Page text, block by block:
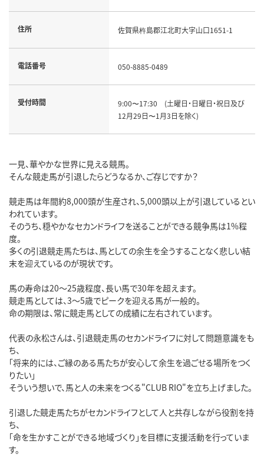
住所 佐賀県杵島郡江北町大字山口1651-1
電話番号 050-8885-0489
受付時間
9:00〜17:30 (土曜日・日曜日・祝日及び
12月29日〜1月3日を除く)
一見、華やかな世界に見える競馬。
そんな競走馬が引退したらどうなるか、ご存じですか？
競走馬は年間約8,000頭が生産され、5,000頭以上が引退しているとい
われています。
そのうち、穏やかなセカンドライフを送ることができる競争馬は1%程
度。
多くの引退競走馬たちは、馬としての余生を全うすることなく悲しい結
末を迎えているのが現状です。
馬の寿命は20～25歳程度、長い馬で30年を超えます。
競走馬としては、3～5歳でピークを迎える馬が一般的。
命の期限は、常に競走馬としての成績に左右されています。
代表の永松さんは、引退競走馬のセカンドライフに対して問題意識をも
ち、
「将来的には、ご縁のある馬たちが安心して余生を過ごせる場所をつく
りたい」
そういう想いで、馬と人の未来をつくる"CLUB RIO"を立ち上げました。
引退した競走馬たちがセカンドライフとして人と共存しながら役割を持
ち、
「命を生かすことができる地域づくり」を目標に支援活動を行っていま
す。